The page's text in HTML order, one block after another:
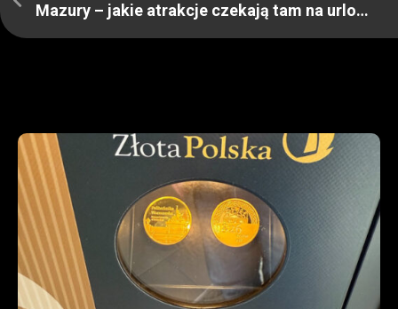
Mazury – jakie atrakcje czekają tam na urlopowiczów